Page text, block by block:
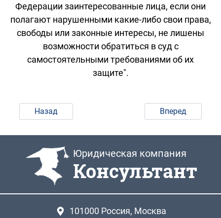
Федерации заинтересованные лица, если они
полагают нарушенными какие-либо свои права,
свободы или законные интересы, не лишены
возможности обратиться в суд с
самостоятельными требованиями об их
защите".
Назад Вперед
Юридическая компания
Консультант
101000 Россия, Москва